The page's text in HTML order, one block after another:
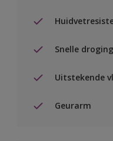
Snelle
Uitstekende
Geurarm